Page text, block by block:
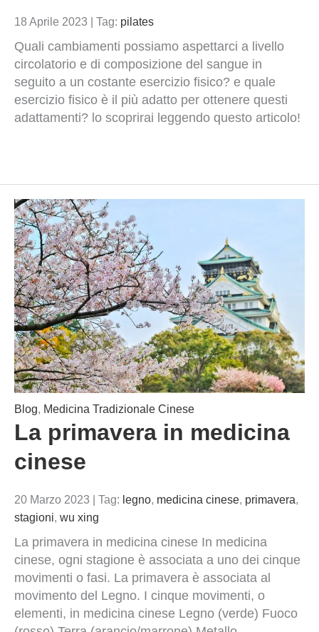
18 Aprile 2023 Tag: pilates
Quali cambiamenti possiamo aspettarci a livello
circolatorio e di composizione del sangue in
seguito a un costante esercizio fisico? e quale
esercizio fisico è il più adatto per ottenere questi
adattamenti? lo scoprirai leggendo questo articolo!
Blog, Medicina Tradizionale Cinese
La primavera in medicina
cinese
20 Marzo 2023 Tag: legno, medicina cinese, primavera,
stagioni, wu xing
La primavera in medicina cinese In medicina
cinese, ogni stagione è associata a uno dei cinque
movimenti o fasi. La primavera è associata al
movimento del Legno. I cinque movimenti, o
elementi, in medicina cinese Legno (verde) Fuoco